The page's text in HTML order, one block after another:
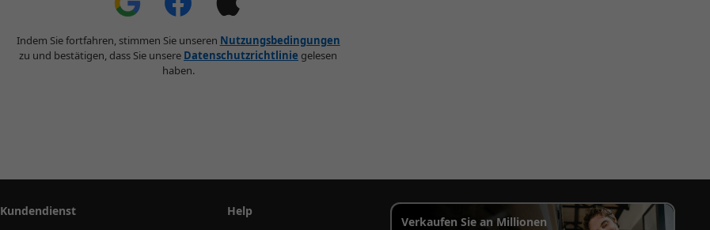
Indem Sie fortfahren, stimmen Sie unseren Nutzungsbedingungen
zu und bestätigen, dass Sie unsere Datenschutzrichtlinie gelesen
haben.
Kundendienst Help
Verkaufen Sie an Millionen